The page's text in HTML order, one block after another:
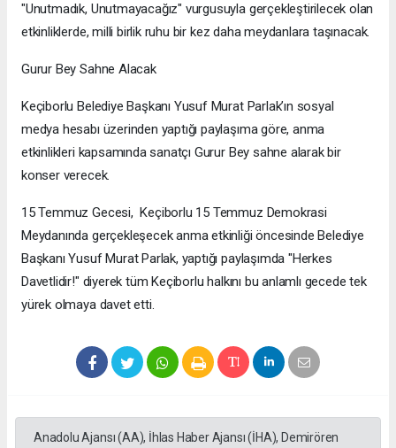
​"Unutmadık, Unutmayacağız" vurgusuyla gerçekleştirilecek olan
etkinliklerde, milli birlik ruhu bir kez daha meydanlara taşınacak.
​Gurur Bey Sahne Alacak
​Keçiborlu Belediye Başkanı Yusuf Murat Parlak’ın sosyal
medya hesabı üzerinden yaptığı paylaşıma göre, anma
etkinlikleri kapsamında sanatçı Gurur Bey sahne alarak bir
konser verecek.
​​15 Temmuz Gecesi, Keçiborlu 15 Temmuz Demokrasi
Meydanında gerçekleşecek anma etkinliği öncesinde ​Belediye
Başkanı Yusuf Murat Parlak, yaptığı paylaşımda "Herkes
Davetlidir!" diyerek tüm Keçiborlu halkını bu anlamlı gecede tek
yürek olmaya davet etti.
Anadolu Ajansı (AA), İhlas Haber Ajansı (İHA), Demirören